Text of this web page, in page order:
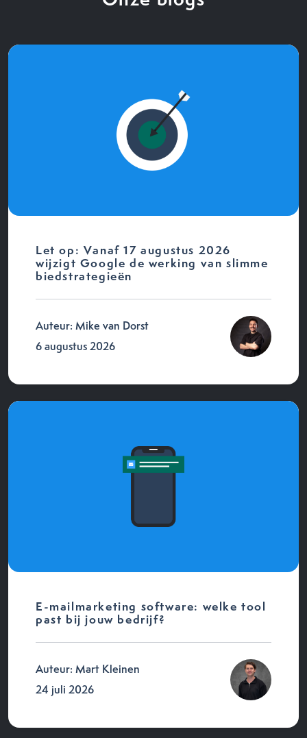
Let op: Vanaf 17 augustus 2026
wijzigt Google de werking van slimme
biedstrategieën
Auteur: Mike van Dorst
6 augustus 2026
E-mailmarketing software: welke tool
past bij jouw bedrijf?
Auteur: Mart Kleinen
24 juli 2026